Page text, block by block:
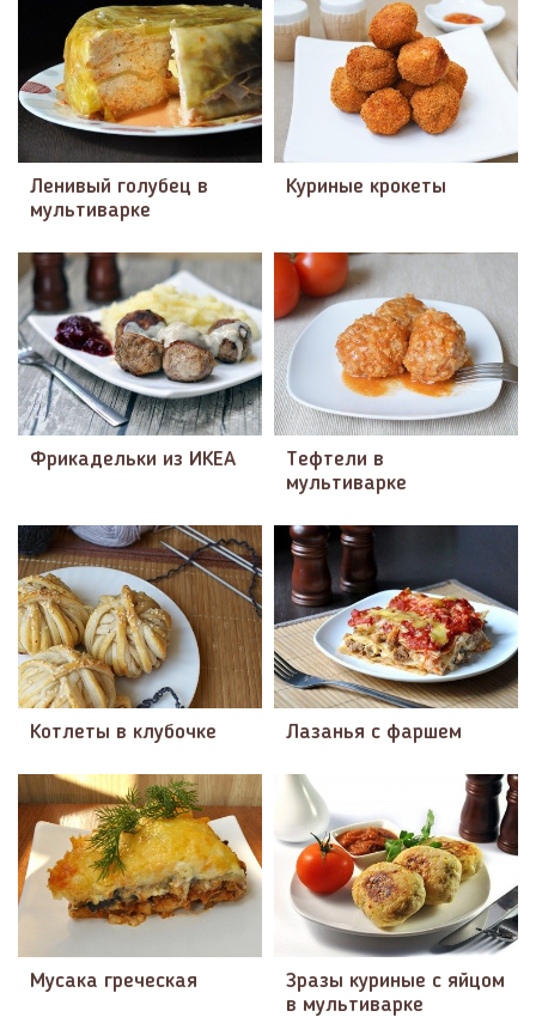
Ленивый голубец в
мультиварке
Куриные крокеты
Фрикадельки из ИКЕА
Тефтели в
мультиварке
Котлеты в клубочке Лазанья с фаршем
Мусака греческая
Зразы куриные с яйцом
в мультиварке